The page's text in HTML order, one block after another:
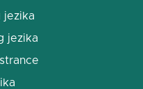
jezika
jezika